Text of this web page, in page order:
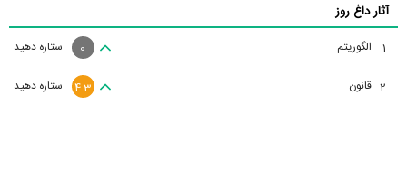
آثار داغ روز
1 الگوریتم ستاره دهید 0
2 قانون ستاره دهید 4.3